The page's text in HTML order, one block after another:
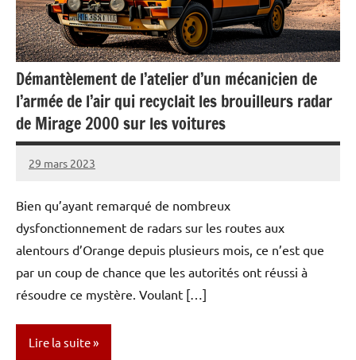
Démantèlement de l’atelier d’un mécanicien de
l’armée de l’air qui recyclait les brouilleurs radar
de Mirage 2000 sur les voitures
29 mars 2023
Caporal
1
Bien qu’ayant remarqué de nombreux
dysfonctionnement de radars sur les routes aux
alentours d’Orange depuis plusieurs mois, ce n’est que
par un coup de chance que les autorités ont réussi à
résoudre ce mystère. Voulant […]
Lire la suite